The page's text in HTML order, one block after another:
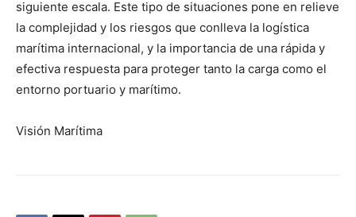
siguiente escala. Este tipo de situaciones pone en relieve
la complejidad y los riesgos que conlleva la logística
marítima internacional, y la importancia de una rápida y
efectiva respuesta para proteger tanto la carga como el
entorno portuario y marítimo.
Visión Marítima